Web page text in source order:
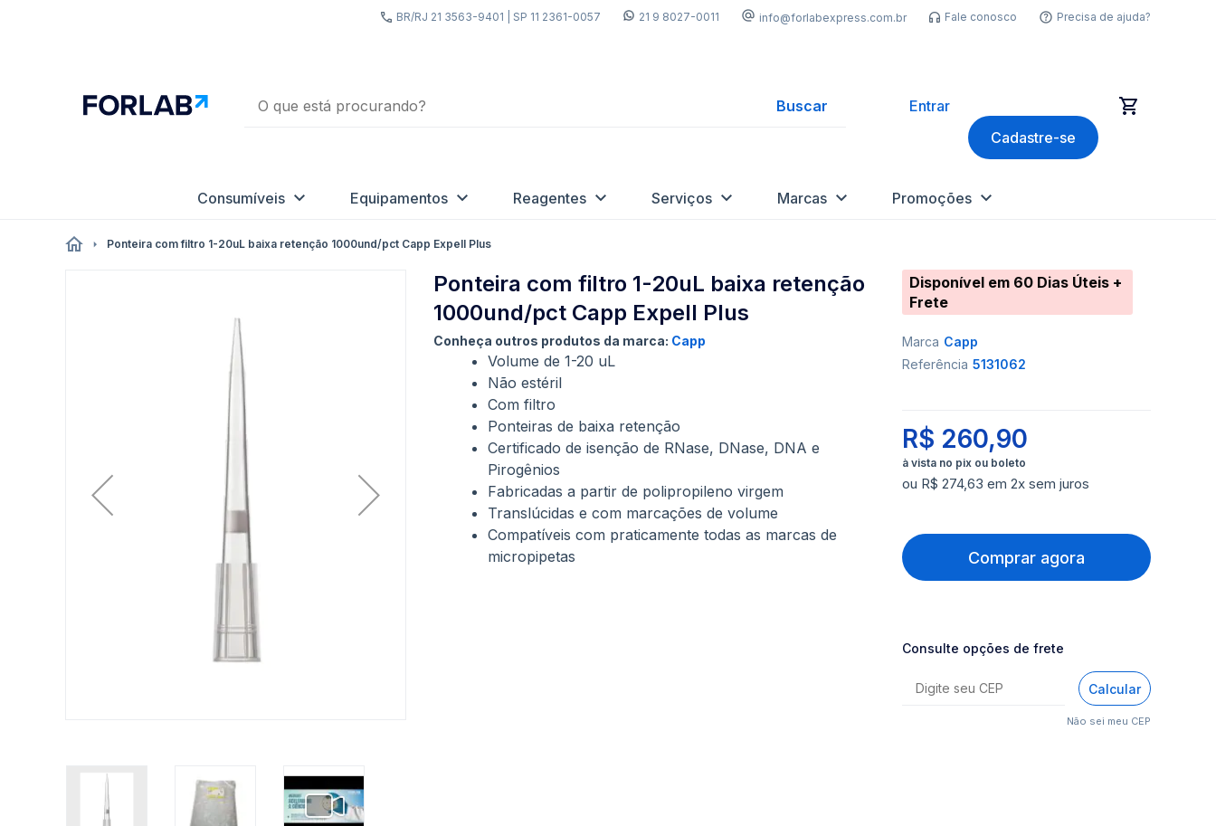
BR/RJ 21 3563-9401 | SP 11 2361-0057 21 9 8027-0011 info@forlabexpress.com.br Fale conosco Precisa de ajuda?
Buscar
Entrar
Cadastre-se
Consumíveis Equipamentos Reagentes Serviços Marcas Promoções
Ponteira com filtro 1-20uL baixa retenção 1000und/pct Capp Expell Plus
Ponteira com filtro 1-20uL baixa retenção
1000und/pct Capp Expell Plus
Conheça outros produtos da marca: Capp
Volume de 1-20 uL
Não estéril
Com filtro
Ponteiras de baixa retenção
Certificado de isenção de RNase, DNase, DNA e
Pirogênios
Fabricadas a partir de polipropileno virgem
Translúcidas e com marcações de volume
Compatíveis com praticamente todas as marcas de
micropipetas
Disponível em 60 Dias Úteis +
Frete
Marca Capp
Referência 5131062
R$ 260,90
ou R$ 274,63 em 2x sem juros
Comprar agora
Consulte opções de frete
Calcular
Não sei meu CEP